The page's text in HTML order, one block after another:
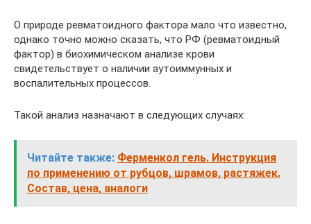
О природе ревматоидного фактора мало что известно,
однако точно можно сказать, что РФ (ревматоидный
фактор) в биохимическом анализе крови
свидетельствует о наличии аутоиммунных и
воспалительных процессов.
Такой анализ назначают в следующих случаях:
Читайте также: Ферменкол гель. Инструкция
по применению от рубцов, шрамов, растяжек.
Состав, цена, аналоги